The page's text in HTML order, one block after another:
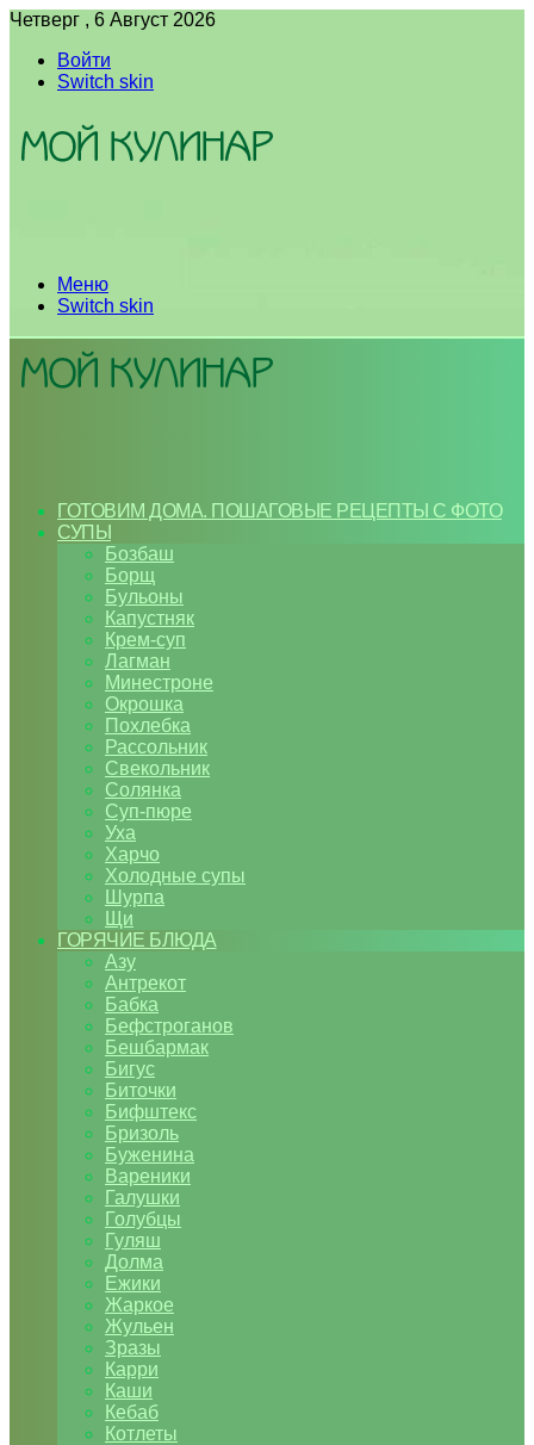
Четверг , 6 Август 2026
Войти
Switch skin
Меню
Switch skin
ГОТОВИМ ДОМА. ПОШАГОВЫЕ РЕЦЕПТЫ С ФОТО
СУПЫ
Бозбаш
Борщ
Бульоны
Капустняк
Крем-суп
Лагман
Минестроне
Окрошка
Похлебка
Рассольник
Свекольник
Солянка
Суп-пюре
Уха
Харчо
Холодные супы
Шурпа
Щи
ГОРЯЧИЕ БЛЮДА
Азу
Антрекот
Бабка
Бефстроганов
Бешбармак
Бигус
Биточки
Бифштекс
Бризоль
Буженина
Вареники
Галушки
Голубцы
Гуляш
Долма
Ежики
Жаркое
Жульен
Зразы
Карри
Каши
Кебаб
Котлеты